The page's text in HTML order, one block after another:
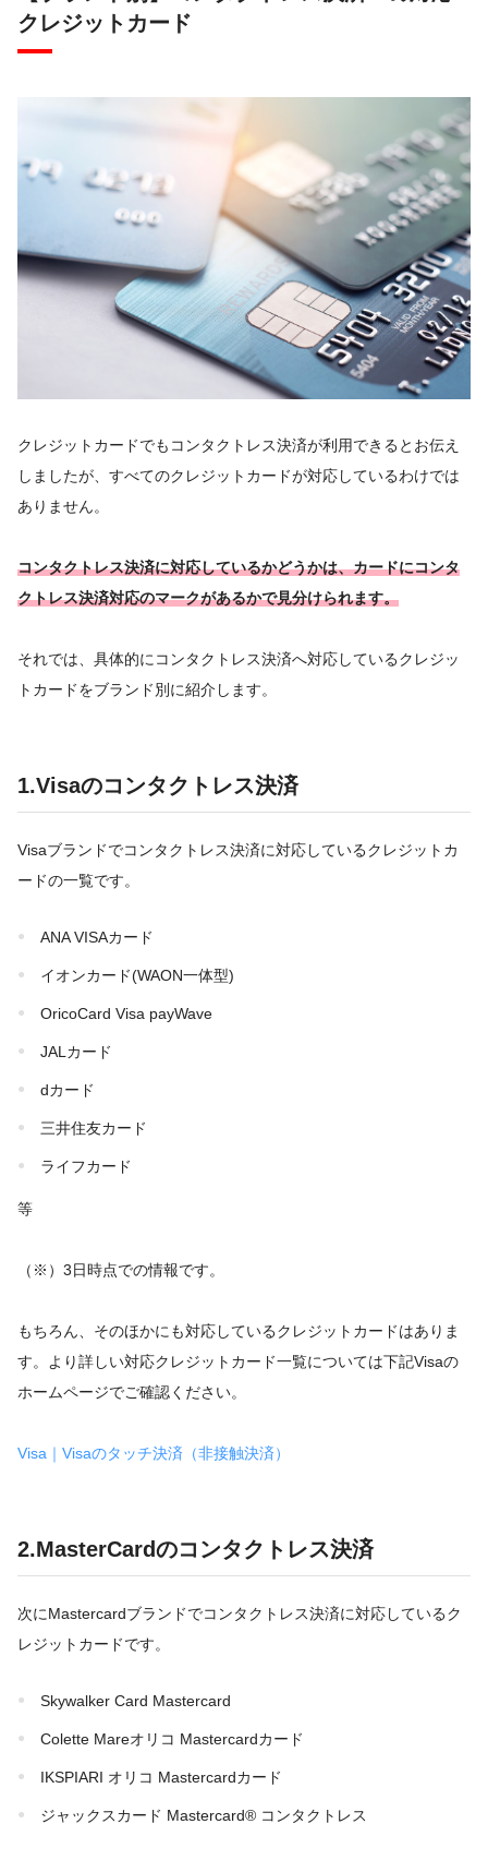
クレジットカード
クレジットカードでもコンタクトレス決済が利用できるとお伝え
しましたが、すべてのクレジットカードが対応しているわけでは
ありません。
コンタクトレス決済に対応しているかどうかは、カードにコンタ
クトレス決済対応のマークがあるかで見分けられます。
それでは、具体的にコンタクトレス決済へ対応しているクレジッ
トカードをブランド別に紹介します。
1.Visaのコンタクトレス決済
Visaブランドでコンタクトレス決済に対応しているクレジットカ
ードの一覧です。
ANA VISAカード
イオンカード(WAON一体型)
OricoCard Visa payWave
JALカード
dカード
三井住友カード
ライフカード
等
（※）3日時点での情報です。
もちろん、そのほかにも対応しているクレジットカードはありま
す。より詳しい対応クレジットカード一覧については下記Visaの
ホームページでご確認ください。
Visa｜Visaのタッチ決済（非接触決済）
2.MasterCardのコンタクトレス決済
次にMastercardブランドでコンタクトレス決済に対応しているク
レジットカードです。
Skywalker Card Mastercard
Colette Mareオリコ Mastercardカード
IKSPIARI オリコ Mastercardカード
ジャックスカード Mastercard® コンタクトレス